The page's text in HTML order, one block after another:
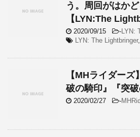
う。周回がはか
【LYN:The
2020/09/15 -LYN:
LYN: The Lightbringer,
【MHライダー
破の騎印』『突
2020/02/27 -